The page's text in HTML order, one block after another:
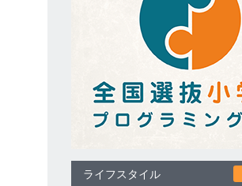
ライフスタイル